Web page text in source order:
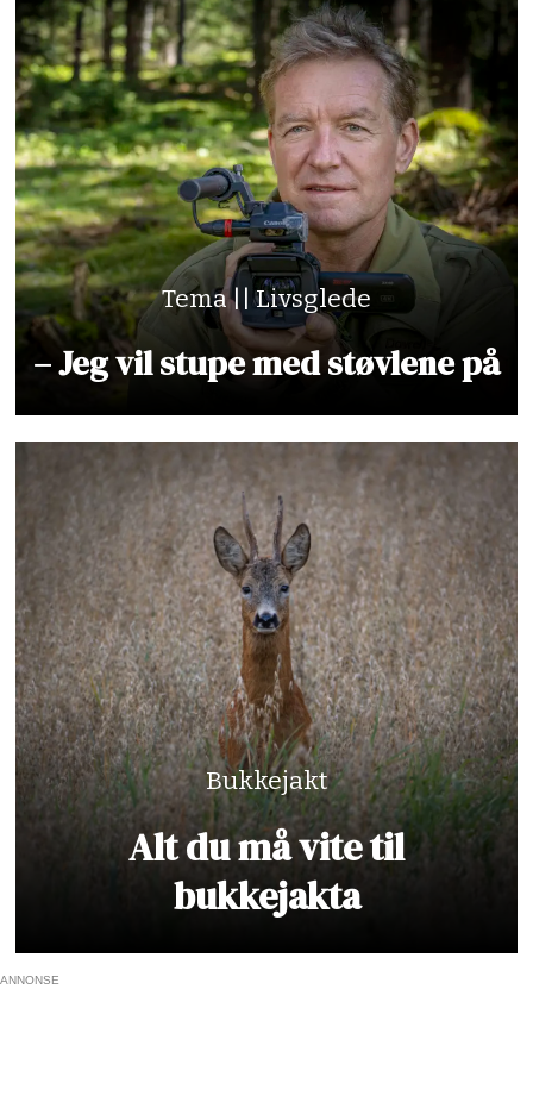
Tema || Livsglede
– Jeg vil stupe med støvlene på
Bukkejakt
Alt du må vite til
bukkejakta
ANNONSE